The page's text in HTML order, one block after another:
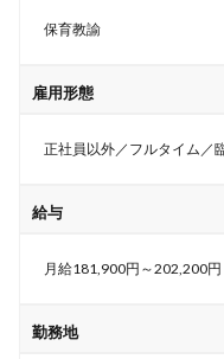
保育教諭
雇用形態
正社員以外／フルタイム／
給与
月給181,900円～202,200円
勤務地